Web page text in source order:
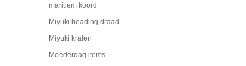
maritiem koord
Miyuki beading draad
Miyuki kralen
Moederdag items